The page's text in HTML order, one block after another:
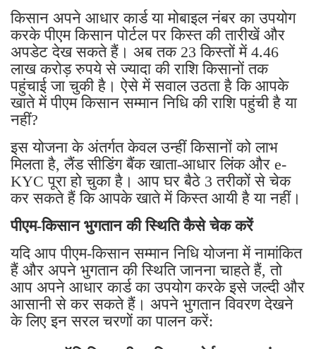
किसान अपने आधार कार्ड या मोबाइल नंबर का उपयोग
करके पीएम किसान पोर्टल पर किस्त की तारीखें और
अपडेट देख सकते हैं। अब तक 23 किस्तों में 4.46
लाख करोड़ रुपये से ज्यादा की राशि किसानों तक
पहुंचाई जा चुकी है। ऐसे में सवाल उठता है कि आपके
खाते में पीएम किसान सम्मान निधि की राशि पहुंची है या
नहीं?
इस योजना के अंतर्गत केवल उन्हीं किसानों को लाभ
मिलता है, लैंड सीडिंग बैंक खाता-आधार लिंक और e-
KYC पूरा हो चुका है। आप घर बैठे 3 तरीकों से चेक
कर सकते हैं कि आपके खाते में किस्त आयी है या नहीं।
पीएम-किसान भुगतान की स्थिति कैसे चेक करें
यदि आप पीएम-किसान सम्मान निधि योजना में नामांकित
हैं और अपने भुगतान की स्थिति जानना चाहते हैं, तो
आप अपने आधार कार्ड का उपयोग करके इसे जल्दी और
आसानी से कर सकते हैं। अपने भुगतान विवरण देखने
के लिए इन सरल चरणों का पालन करें: